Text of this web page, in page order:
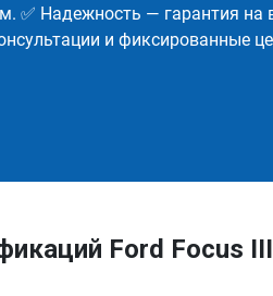
✅ Надежность — гарантия на
и фиксированные
Ford Focus III